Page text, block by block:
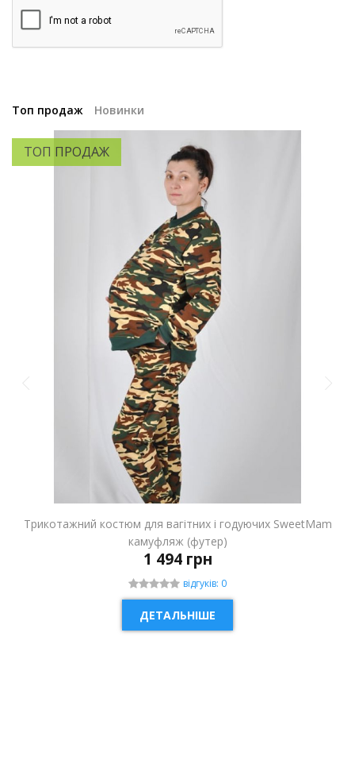
Топ продаж Новинки
ТОП ПРОДАЖ
Трикотажний костюм для вагітних і годуючих SweetMam
камуфляж (футер)
1 494 грн
відгуків: 0
ДЕТАЛЬНІШЕ